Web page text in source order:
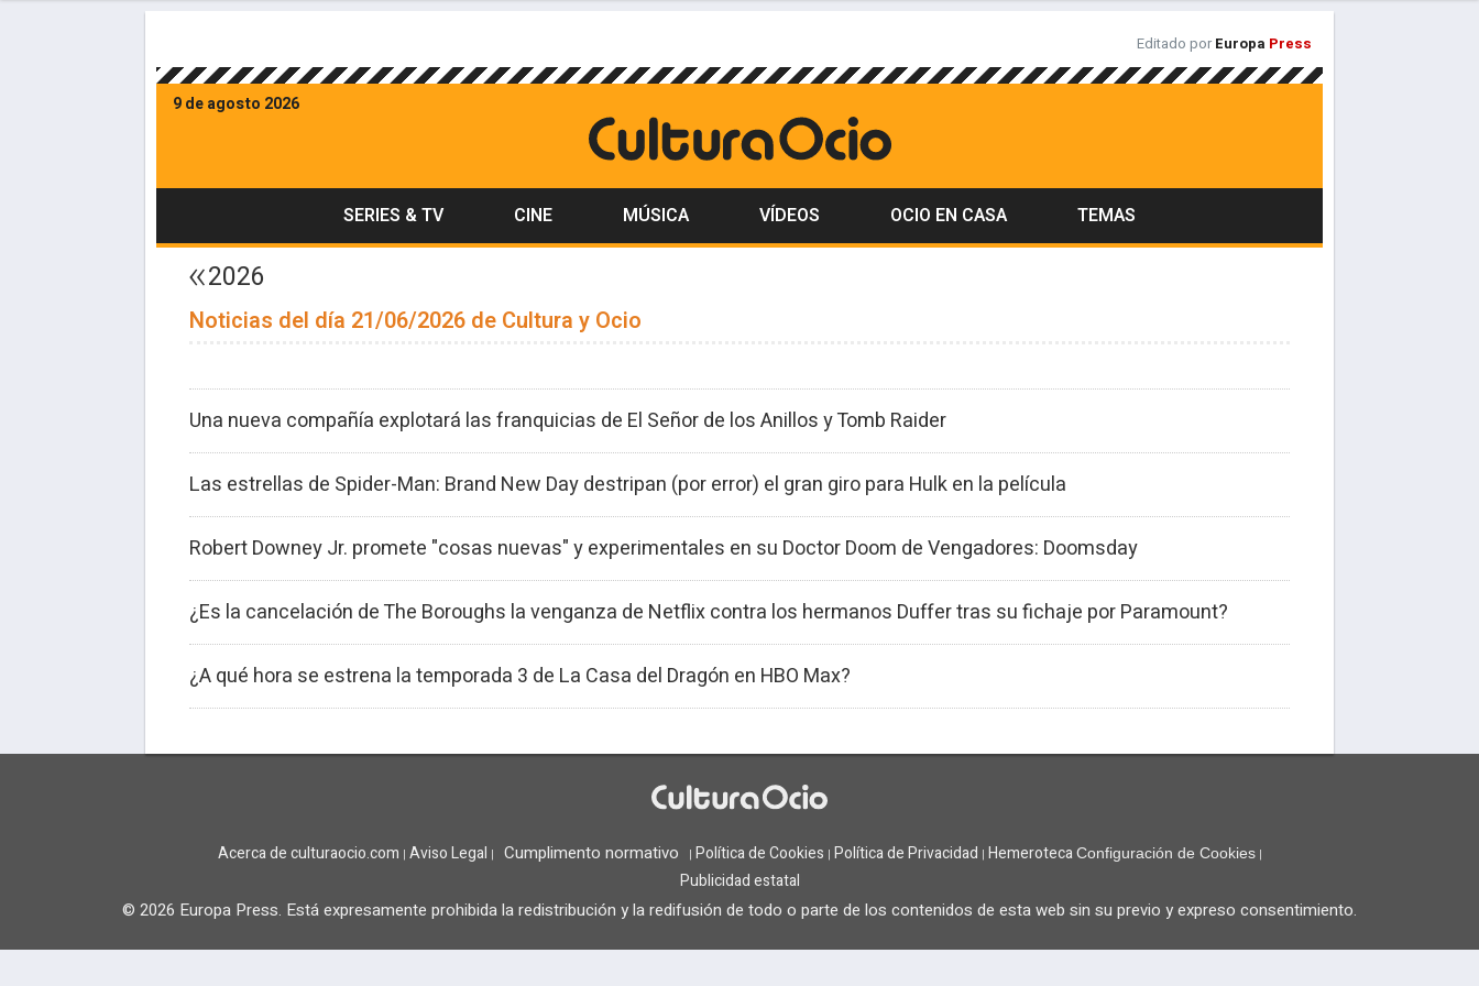
Editado por Europa Press
9 de agosto 2026
SERIES & TV CINE MÚSICA VÍDEOS OCIO EN CASA TEMAS
2026
Noticias del día 21/06/2026 de Cultura y Ocio
Una nueva compañía explotará las franquicias de El Señor de los Anillos y Tomb Raider
Las estrellas de Spider-Man: Brand New Day destripan (por error) el gran giro para Hulk en la película
Robert Downey Jr. promete "cosas nuevas" y experimentales en su Doctor Doom de Vengadores: Doomsday
¿Es la cancelación de The Boroughs la venganza de Netflix contra los hermanos Duffer tras su fichaje por Paramount?
¿A qué hora se estrena la temporada 3 de La Casa del Dragón en HBO Max?
Acerca de culturaocio.com | Aviso Legal | Cumplimento normativo | Política de Cookies | Política de Privacidad | Hemeroteca Configuración de Cookies |
Publicidad estatal
© 2026 Europa Press. Está expresamente prohibida la redistribución y la redifusión de todo o parte de los contenidos de esta web sin su previo y expreso consentimiento.